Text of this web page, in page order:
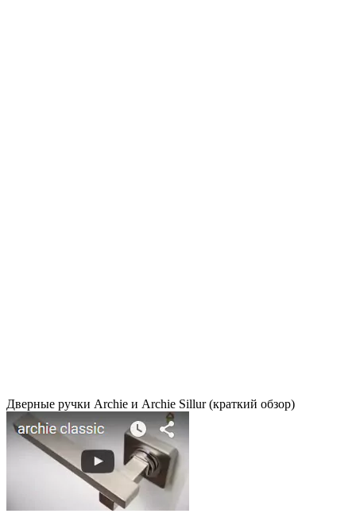
Дверные ручки Archie и Archie Sillur (краткий обзор)